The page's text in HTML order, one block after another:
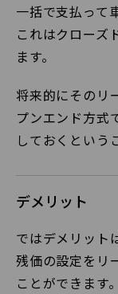
一括で支払って
これはクローズ
ます。
将来的にそのリ
プンエンド方式
しておくという
デメリット
ではデメリット
残価の設定をリ
ことができます。